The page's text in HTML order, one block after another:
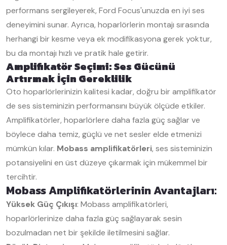
performans sergileyerek, Ford Focus'unuzda en iyi ses
deneyimini sunar. Ayrıca, hoparlörlerin montajı sırasında
herhangi bir kesme veya ek modifikasyona gerek yoktur,
bu da montajı hızlı ve pratik hale getirir.
Amplifikatör Seçimi: Ses Gücünü
Artırmak İçin Gereklilik
Oto hoparlörlerinizin kalitesi kadar, doğru bir amplifikatör
de ses sisteminizin performansını büyük ölçüde etkiler.
Amplifikatörler, hoparlörlere daha fazla güç sağlar ve
böylece daha temiz, güçlü ve net sesler elde etmenizi
mümkün kılar. Mobass amplifikatörleri, ses sisteminizin
potansiyelini en üst düzeye çıkarmak için mükemmel bir
tercihtir.
Mobass Amplifikatörlerinin Avantajları:
Yüksek Güç Çıkışı: Mobass amplifikatörleri,
hoparlörlerinize daha fazla güç sağlayarak sesin
bozulmadan net bir şekilde iletilmesini sağlar.